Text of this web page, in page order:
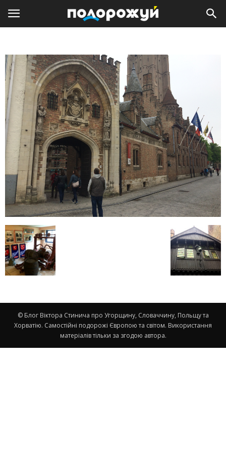
© Блог Віктора Стинича про Угорщину, Словаччину, Польщу та
Хорватію. Самостійні подорожі Європою та світом. Використання
матеріалів тільки за згодою автора.